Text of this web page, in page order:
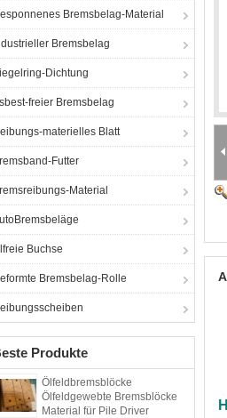
Bremsbelag-Material
Bremsbelag
Dichtung
freier Bremsbelag
materielles Blatt
Futter
Material
Buchse
Bremsbelag-Rolle
Produkte
Ölfeldbremsblöcke
Ölfeldgewebte Bremsblöcke
Material für Pile Driver